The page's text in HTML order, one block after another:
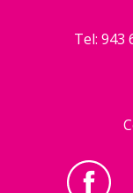
Tel: 943